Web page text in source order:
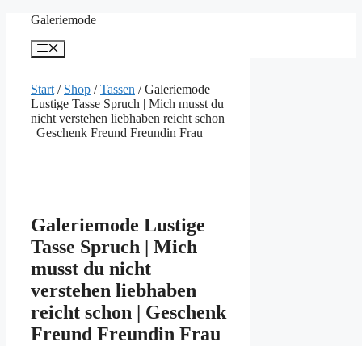
springen
Galeriemode
Menü
Start / Shop /Tassen / Galeriemode
Lustige Tasse Spruch | Mich musst du
nicht verstehen liebhaben reicht schon
| Geschenk Freund Freundin Frau
Galeriemode Lustige
Tasse Spruch | Mich
musst du nicht
verstehen liebhaben
reicht schon | Geschenk
Freund Freundin Frau